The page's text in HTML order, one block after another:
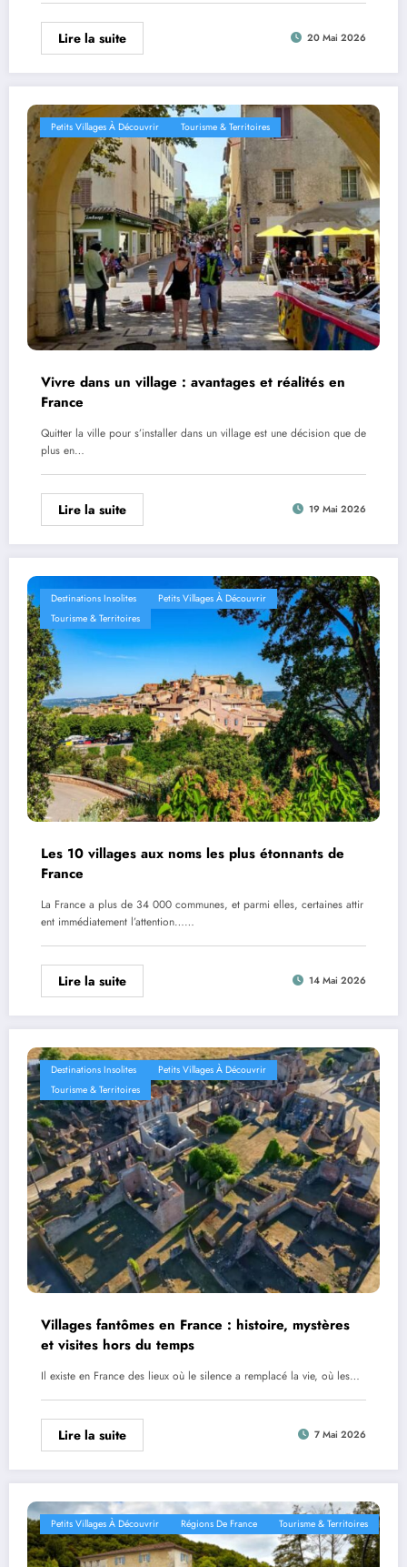
Lire la suite 20 Mai 2026
Petits Villages À Découvrir Tourisme & Territoires
Vivre dans un village : avantages et réalités en
France
Quitter la ville pour s’installer dans un village est une décision que de
plus en…
Lire la suite 19 Mai 2026
Destinations Insolites
Petits Villages À Découvrir
Tourisme & Territoires
Les 10 villages aux noms les plus étonnants de
France
La France a plus de 34 000 communes, et parmi elles, certaines attir
ent immédiatement l’attention……
Lire la suite 14 Mai 2026
Destinations Insolites
Petits Villages À Découvrir
Tourisme & Territoires
Villages fantômes en France : histoire, mystères
et visites hors du temps
Il existe en France des lieux où le silence a remplacé la vie, où les…
Lire la suite 7 Mai 2026
Petits Villages À Découvrir Régions De France Tourisme & Territoires